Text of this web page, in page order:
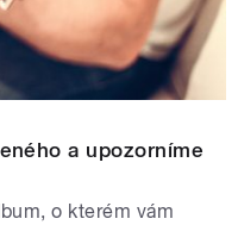
a upozorníme
o kterém vám